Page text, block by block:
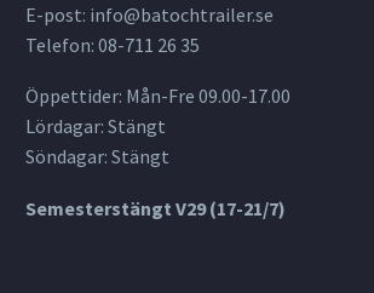
E-post: info@batochtrailer.se
Telefon: 08-711 26 35
Öppettider: Mån-Fre 09.00-17.00
Lördagar: Stängt
Söndagar: Stängt
Semesterstängt V29 (17-21/7)